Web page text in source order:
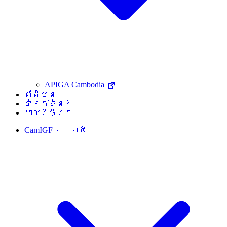
APIGA Cambodia
ព័ត៌មាន
ទំនាក់ទំនង
សាលវិចិត្រ
CamIGF ២០២៥